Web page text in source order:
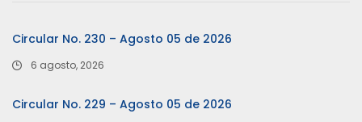
Circular No. 230 – Agosto 05 de 2026
6 agosto, 2026
Circular No. 229 – Agosto 05 de 2026